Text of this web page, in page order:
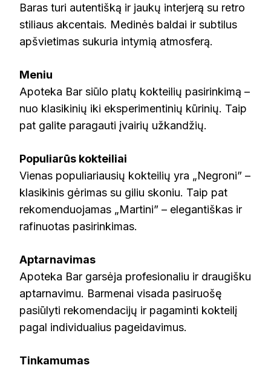
Baras turi autentišką ir jaukų interjerą su retro
stiliaus akcentais. Medinės baldai ir subtilus
apšvietimas sukuria intymią atmosferą.
Meniu
Apoteka Bar siūlo platų kokteilių pasirinkimą –
nuo klasikinių iki eksperimentinių kūrinių. Taip
pat galite paragauti įvairių užkandžių.
Populiarūs kokteiliai
Vienas populiariausių kokteilių yra „Negroni” –
klasikinis gėrimas su giliu skoniu. Taip pat
rekomenduojamas „Martini” – elegantiškas ir
rafinuotas pasirinkimas.
Aptarnavimas
Apoteka Bar garsėja profesionaliu ir draugišku
aptarnavimu. Barmenai visada pasiruošę
pasiūlyti rekomendacijų ir pagaminti kokteilį
pagal individualius pageidavimus.
Tinkamumas